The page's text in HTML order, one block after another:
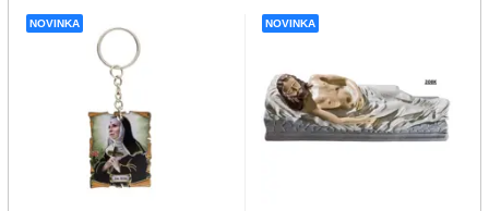
NOVINKA NOVINKA